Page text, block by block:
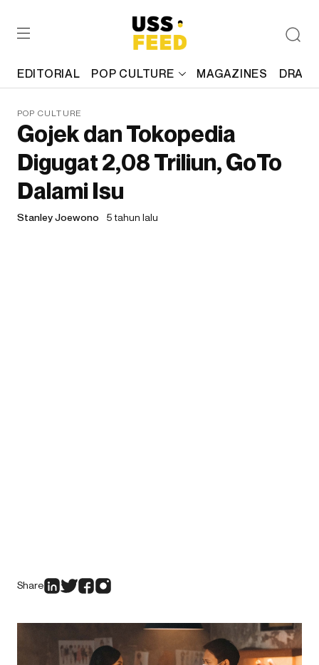
EDITORIAL POP CULTURE MAGAZINES
POP CULTURE
Gojek dan Tokopedia
Digugat 2,08 Triliun, GoTo
Dalami Isu
Stanley Joewono 5 tahun lalu
Share